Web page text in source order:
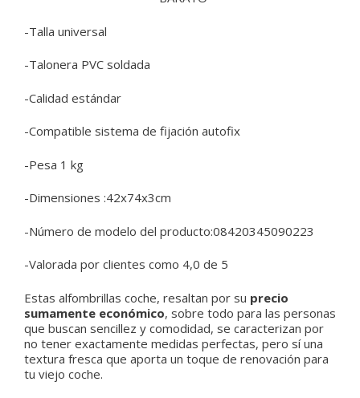
-Talla universal
-Talonera PVC soldada
-Calidad estándar
-Compatible sistema de fijación autofix
-Pesa 1 kg
-Dimensiones :42x74x3cm
-Número de modelo del producto:08420345090223
-Valorada por clientes como 4,0 de 5
Estas alfombrillas coche, resaltan por su precio
sumamente económico, sobre todo para las personas
que buscan sencillez y comodidad, se caracterizan por
no tener exactamente medidas perfectas, pero sí una
textura fresca que aporta un toque de renovación para
tu viejo coche.